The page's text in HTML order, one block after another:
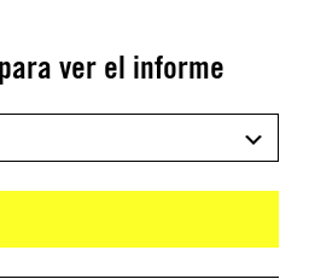
ver el informe